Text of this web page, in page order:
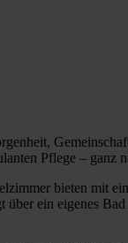
Pflege – ganz
bieten mit
ein eigenes